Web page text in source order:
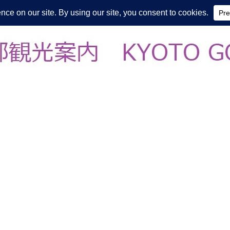
皆様の知らない京都をご案内/ THE MOST FASCINATING KYOTO,